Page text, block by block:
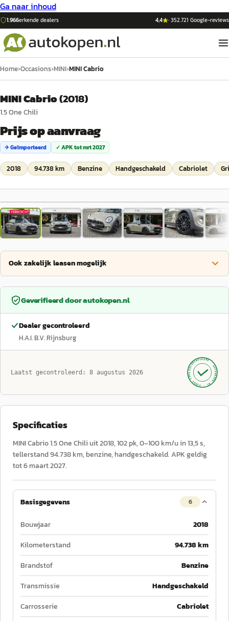
Ga naar inhoud
1.966erkende dealers 4,4 ·352.721 Google-reviews
Home›Occasions›MINI›MINI Cabrio
MINI Cabrio(2018)
1.5 One Chili
Prijs op aanvraag
✈ Geïmporteerd ✓ APK totmrt 2027
2018 94.738 km Benzine Handgeschakeld Cabriolet
1/30
Ook zakelijk leasen mogelijk
Geverifieerd doorautokopen.nl
Dealer gecontroleerd
H.A.I. B.V. Rijnsburg
Laatst gecontroleerd: 8 augustus 2026 GECONTROLEERD ·
AUTOKOPEN.NL
· SINDS 1999 ·
Specificaties
MINI Cabrio 1.5 One Chili uit 2018, 102 pk, 0–100 km/u in 13,5 s,
tellerstand 94.738 km, benzine, handgeschakeld. APK geldig
tot 6 maart 2027.
Basisgegevens 6
Bouwjaar
2018
Kilometerstand
94.738 km
Brandstof
Benzine
Transmissie
Handgeschakeld
Carrosserie
Cabriolet